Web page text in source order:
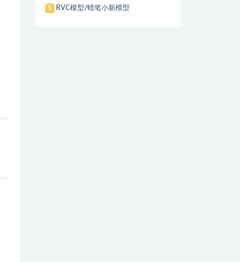
5 RVC模型/蜡笔小新模型